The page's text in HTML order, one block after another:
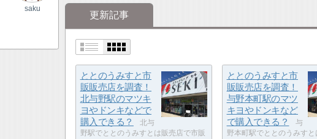
更新記事
ととのうみすと市
販販売店を調査！
北与野駅のマツキ
ヨやドンキなどで
購入できる？
北与
野駅でととのうみすとは販売店で市販
ととのうみすと市
販販売店を調査！
与野本町駅のマツ
キヨやドンキなど
で購入できる？
与
野本町駅でととのうみすと
saku